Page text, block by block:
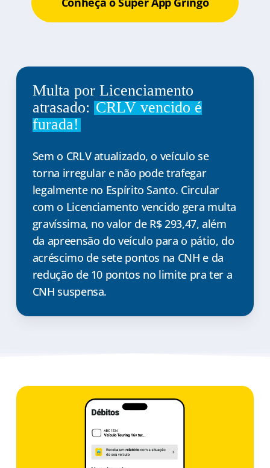
Multa por Licenciamento
atrasado: CRLV vencido é
furada!
Sem o CRLV atualizado, o veículo se
torna irregular e não pode trafegar
legalmente no Espírito Santo. Circular
com o Licenciamento vencido gera multa
gravíssima, no valor de R$ 293,47, além
da apreensão do veículo para o pátio, do
acréscimo de sete pontos na CNH e da
redução de 10 pontos no limite pra ter a
CNH suspensa.